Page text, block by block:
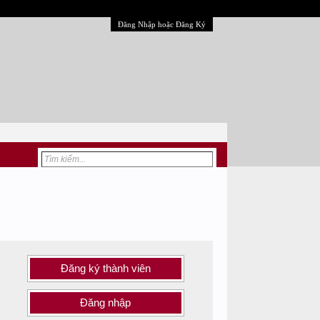
Đăng Nhập hoặc Đăng Ký
Đăng ký thành viên
Đăng nhập